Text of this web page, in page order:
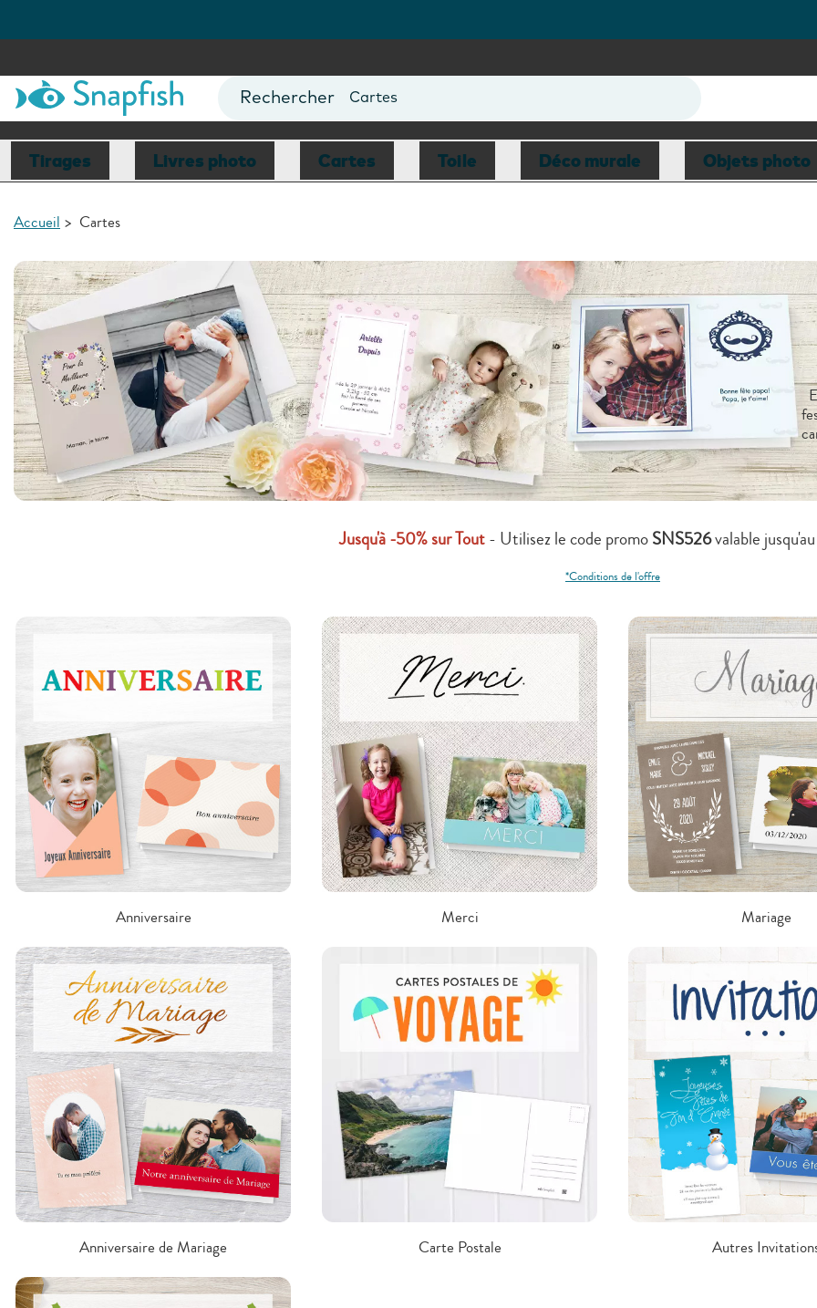
Posters
Mugs
Calendriers
Tirages Livres photo Cartes Toile Déco murale Objets photo
Accueil > Cartes
Jusqu'à -50% sur Tout- Utilisez le code promoSNS526valable
*Conditions de l'offre
Anniversaire Merci Mariage
Anniversaire de Mariage Carte Postale Autres